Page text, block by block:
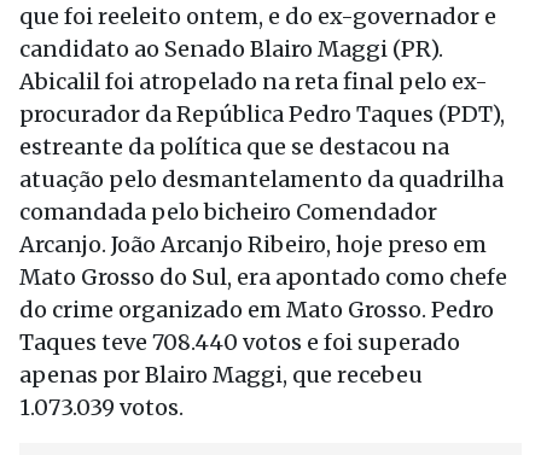
que foi reeleito ontem, e do ex-governador e
candidato ao Senado Blairo Maggi (PR).
Abicalil foi atropelado na reta final pelo ex-
procurador da República Pedro Taques (PDT),
estreante da política que se destacou na
atuação pelo desmantelamento da quadrilha
comandada pelo bicheiro Comendador
Arcanjo. João Arcanjo Ribeiro, hoje preso em
Mato Grosso do Sul, era apontado como chefe
do crime organizado em Mato Grosso. Pedro
Taques teve 708.440 votos e foi superado
apenas por Blairo Maggi, que recebeu
1.073.039 votos.